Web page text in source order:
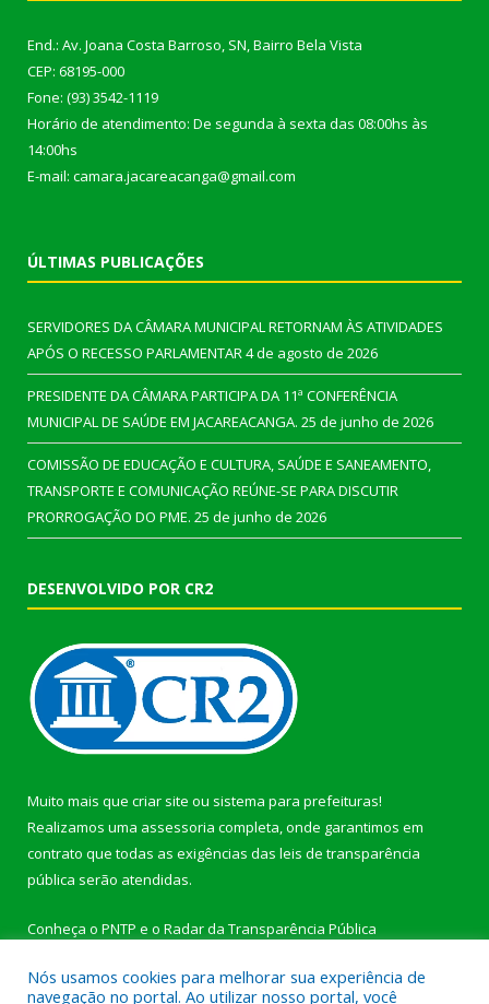
End.: Av. Joana Costa Barroso, SN, Bairro Bela Vista
CEP: 68195-000
Fone: (93) 3542-1119
Horário de atendimento: De segunda à sexta das 08:00hs às
14:00hs
E-mail: camara.jacareacanga@gmail.com
ÚLTIMAS PUBLICAÇÕES
SERVIDORES DA CÂMARA MUNICIPAL RETORNAM ÀS ATIVIDADES
APÓS O RECESSO PARLAMENTAR4 de agosto de 2026
PRESIDENTE DA CÂMARA PARTICIPA DA 11ª CONFERÊNCIA
MUNICIPAL DE SAÚDE EM JACAREACANGA. 25 de junho de 2026
COMISSÃO DE EDUCAÇÃO E CULTURA, SAÚDE E SANEAMENTO,
TRANSPORTE E COMUNICAÇÃO REÚNE-SE PARA DISCUTIR
PRORROGAÇÃO DO PME. 25 de junho de 2026
DESENVOLVIDO POR CR2
Muito mais que criar site ou sistema para prefeituras!
Realizamos uma assessoria completa, onde garantimos em
contrato que todas as exigências das leis de transparência
pública serão atendidas.
Conheça o PNTP e o Radar da Transparência Pública
Nós usamos cookies para melhorar sua experiência de
navegação no portal. Ao utilizar nosso portal, você